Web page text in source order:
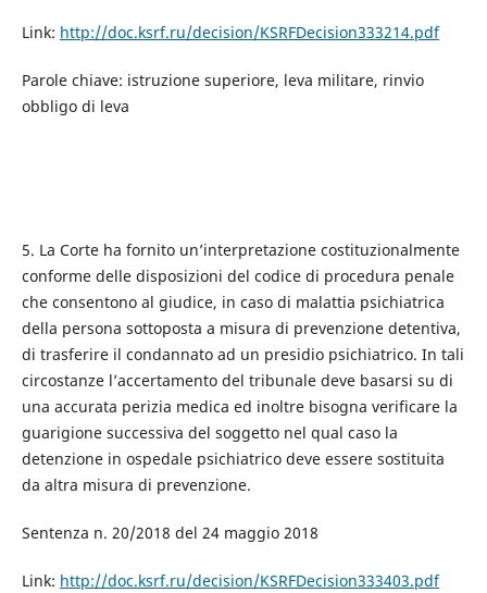
Link: http://doc.ksrf.ru/decision/KSRFDecision333214.pdf
Parole chiave: istruzione superiore, leva militare, rinvio
obbligo di leva
5. La Corte ha fornito un’interpretazione costituzionalmente
conforme delle disposizioni del codice di procedura penale
che consentono al giudice, in caso di malattia psichiatrica
della persona sottoposta a misura di prevenzione detentiva,
di trasferire il condannato ad un presidio psichiatrico. In tali
circostanze l’accertamento del tribunale deve basarsi su di
una accurata perizia medica ed inoltre bisogna verificare la
guarigione successiva del soggetto nel qual caso la
detenzione in ospedale psichiatrico deve essere sostituita
da altra misura di prevenzione.
Sentenza n. 20/2018 del 24 maggio 2018
Link: http://doc.ksrf.ru/decision/KSRFDecision333403.pdf